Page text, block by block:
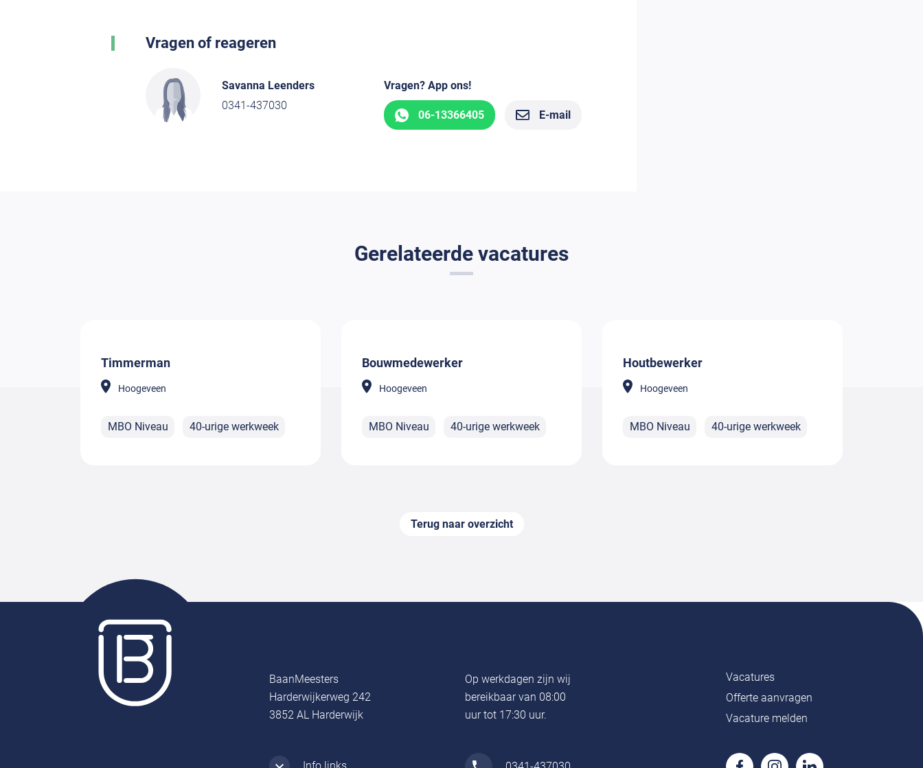
Vragen of reageren
Savanna Leenders
0341-437030
Vragen? App ons!
06-13366405 E-mail
Gerelateerde vacatures
Timmerman
Hoogeveen
MBO Niveau 40-urige werkweek
Bouwmedewerker
Hoogeveen
MBO Niveau 40-urige werkweek
Houtbewerker
Hoogeveen
MBO Niveau 40-urige werkweek
Terug naar overzicht
BaanMeesters
Harderwijkerweg 242
3852 AL Harderwijk
Op werkdagen zijn wij
bereikbaar van 08:00
uur tot 17:30 uur.
Vacatures
Offerte aanvragen
Vacature melden